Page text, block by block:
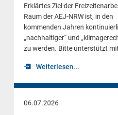
Erklärtes Ziel der
Raum der AEJ-NRW ist, in den
kommenden Jahren
„nachhaltiger“ und
zu werden. Bitte unterstützt
Weiterlesen...
06.07.2026